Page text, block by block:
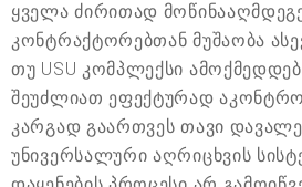
ყველა ძირითად
კონტრაქტორებთან მუშაობა
თუ USU კომპლექსი
შეუძლიათ ეფექტურად
კარგად გაართვეს თავი
უნივერსალური აღრიცხვის